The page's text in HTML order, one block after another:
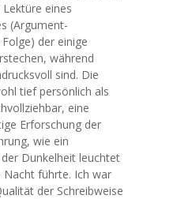
Lektüre eines
(Argument-
der einige
während
sind. Die
tief persönlich als
eine
Erforschung der
wie ein
Dunkelheit leuchtet
Nacht führte. Ich war
der Schreibweise